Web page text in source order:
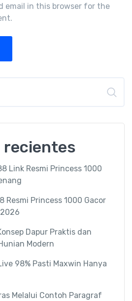
email in this browser for the
recientes
Link Resmi Princess 1000
Resmi Princess 1000 Gacor
Dapur Praktis dan
Modern
98% Pasti Maxwin Hanya
Melalui Contoh Paragraf